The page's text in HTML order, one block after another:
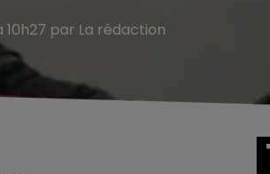
10h27 par La rédaction